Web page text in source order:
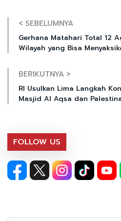
< SEBELUMNYA
Gerhana Matahari Total 12
Wilayah yang Bisa
BERIKUTNYA >
RI Usulkan Lima Langkah
Masjid Al Aqsa dan
FOLLOW US